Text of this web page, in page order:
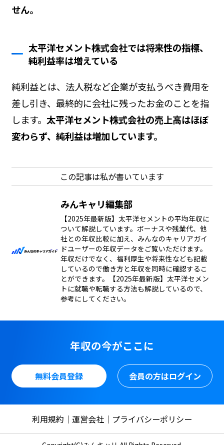
せん。
太平洋セメント株式会社では将来性の指標、
純利益率は増えている
純利益とは、法人税など企業が支払うべき費用を
差し引き、最終的に会社に残ったお金のことを指
します。 太平洋セメント株式会社の売上高はほぼ
変わらず、純利益は増加しています。
この記事は私が書いています
みんキャリ編集部
【2025年最新版】太平洋セメントの平均年収に
ついて解説しています。ボーナスや残業代、他
社との年収比較に加え、みんなのキャリアガイ
ドユーザーの年収データをご覧いただけます。
年収だけでなく、福利厚生や将来性なども記載
しているので働き方と年収を同時に確認するこ
とができます。【2025年最新版】太平洋セメン
トに就職や転職する方法も解説しているので、
参考にしてください。
年収の今がここに
無料会員登録 会員の方はログイン
利用規約 運営会社 プライバシーポリシー